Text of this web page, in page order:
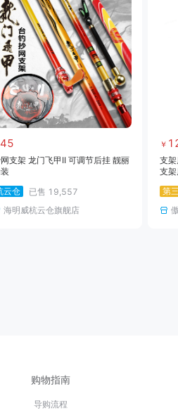
45
支架 龙门飞甲II 可调节后挂 靓丽
云仓
已售 19,557
海明威杭云仓旗舰店
￥
支
支
第
购物指南
导购流程